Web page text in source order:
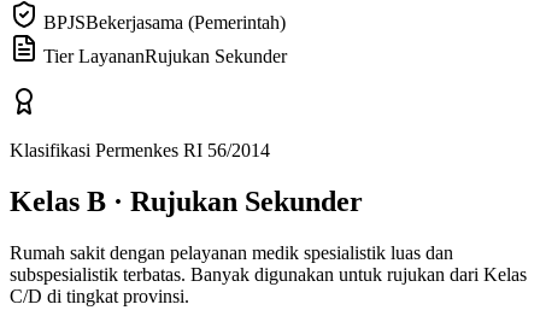
BPJSBekerjasama (Pemerintah)
Tier LayananRujukan Sekunder
Klasifikasi Permenkes RI 56/2014
Kelas B · Rujukan Sekunder
Rumah sakit dengan pelayanan medik spesialistik luas dan
subspesialistik terbatas. Banyak digunakan untuk rujukan dari Kelas
C/D di tingkat provinsi.